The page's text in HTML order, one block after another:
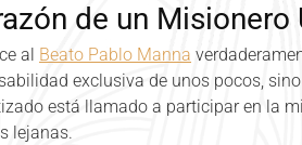
de un Misionero
al Beato Pablo Manna
exclusiva de unos pocos,
está llamado a participar en la
lejanas.